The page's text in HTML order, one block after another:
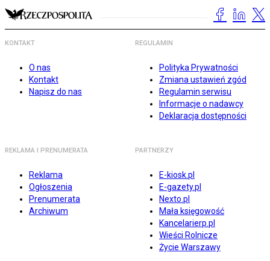
KONTAKT
O nas
Kontakt
Napisz do nas
REGULAMIN
Polityka Prywatności
Zmiana ustawień zgód
Regulamin serwisu
Informacje o nadawcy
Deklaracja dostępności
REKLAMA I PRENUMERATA
Reklama
Ogłoszenia
Prenumerata
Archiwum
PARTNERZY
E-kiosk.pl
E-gazety.pl
Nexto.pl
Mała księgowość
Kancelarierp.pl
Wieści Rolnicze
Życie Warszawy